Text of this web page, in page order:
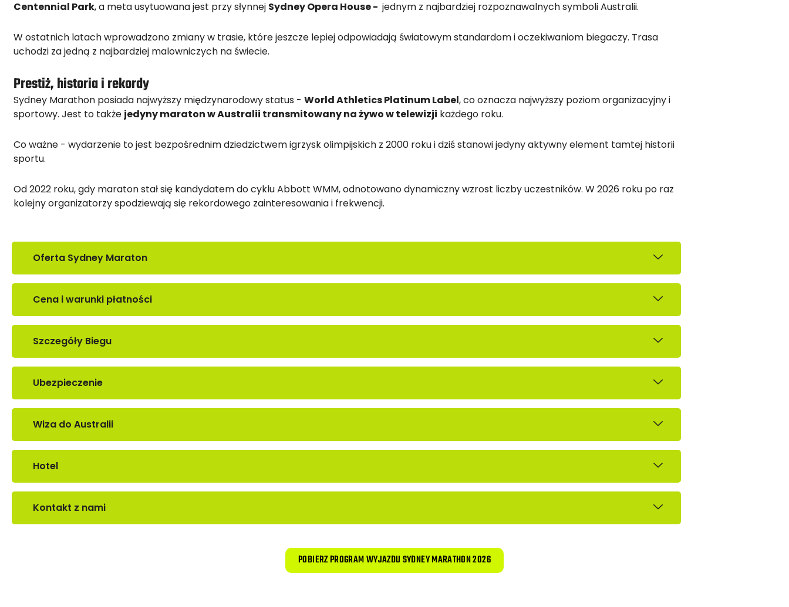
Centennial Park, a meta usytuowana jest przy słynnej Sydney Opera House - jednym z najbardziej rozpoznawalnych symboli Australii.
W ostatnich latach wprowadzono zmiany w trasie, które jeszcze lepiej odpowiadają światowym standardom i oczekiwaniom biegaczy. Trasa
uchodzi za jedną z najbardziej malowniczych na świecie.
Prestiż, historia i rekordy
Sydney Marathon posiada najwyższy międzynarodowy status - World Athletics Platinum Label, co oznacza najwyższy poziom organizacyjny i
sportowy. Jest to także jedyny maraton w Australii transmitowany na żywo w telewizji każdego roku.
Co ważne - wydarzenie to jest bezpośrednim dziedzictwem igrzysk olimpijskich z 2000 roku i dziś stanowi jedyny aktywny element tamtej historii
sportu.
Od 2022 roku, gdy maraton stał się kandydatem do cyklu Abbott WMM, odnotowano dynamiczny wzrost liczby uczestników. W 2026 roku po raz
kolejny organizatorzy spodziewają się rekordowego zainteresowania i frekwencji.
Oferta Sydney Maraton
Cena i warunki płatności
Szczegóły Biegu
Ubezpieczenie
Wiza do Australii
Hotel
Kontakt z nami
POBIERZ PROGRAM WYJAZDU SYDNEY MARATHON 2026